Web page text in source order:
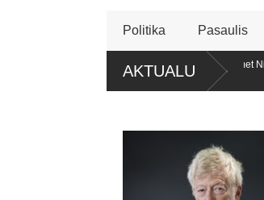
Politika Pasaulis
AKTUALU
Ataskaita: šiemet
krikščionių
pritaria pat. referendumui dėl šeimos apibrėžimo